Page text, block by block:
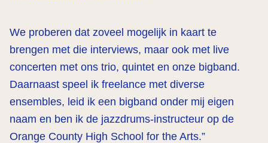
We proberen dat zoveel mogelijk in kaart te
brengen met die interviews, maar ook met live
concerten met ons trio, quintet en onze bigband.
Daarnaast speel ik freelance met diverse
ensembles, leid ik een bigband onder mij eigen
naam en ben ik de jazzdrums-instructeur op de
Orange County High School for the Arts.”